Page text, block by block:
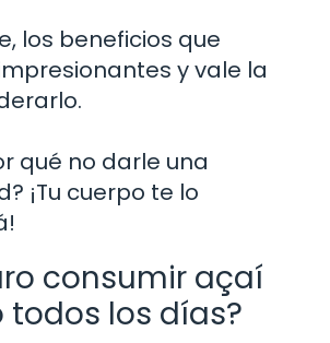
los beneficios que
y vale la
qué no darle una
¡Tu cuerpo te lo
consumir açaí
todos los días?